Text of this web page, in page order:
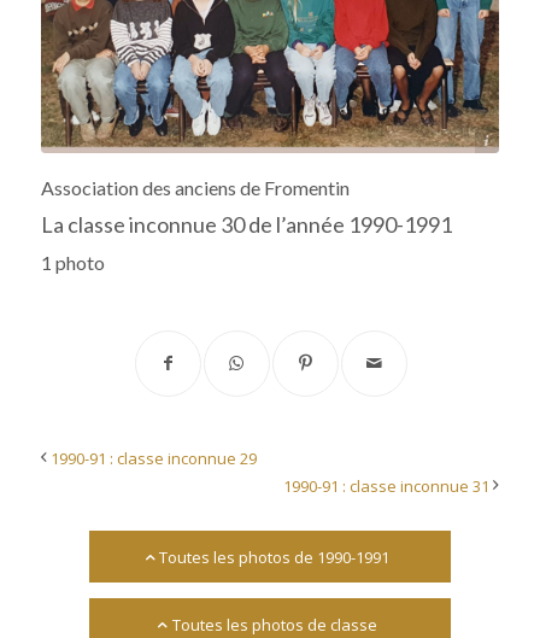
Archives départementales 17
Association des anciens de Fromentin
La classe inconnue 30 de l’année 1990-1991
1 photo
1990-91 : classe inconnue 29
1990-91 : classe inconnue 31
Toutes les photos de 1990-1991
Toutes les photos de classe